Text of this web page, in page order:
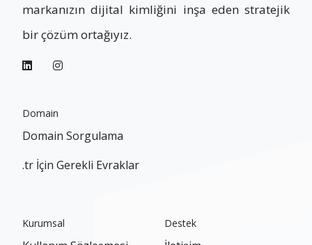
markanızın dijital kimliğini inşa eden stratejik
bir çözüm ortağıyız.
Domain
Domain Sorgulama
.tr İçin Gerekli Evraklar
Kurumsal Destek